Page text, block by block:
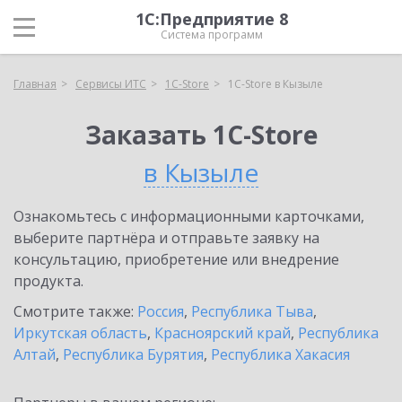
1С:Предприятие 8
Система программ
Главная Сервисы ИТС 1C-Store 1C-Store в Кызыле
Заказать 1C-Store
в Кызыле
Ознакомьтесь с информационными карточками,
выберите партнёра и отправьте заявку на
консультацию, приобретение или внедрение
продукта.
Смотрите также: Россия, Республика Тыва,
Иркутская область, Красноярский край, Республика
Алтай, Республика Бурятия, Республика Хакасия